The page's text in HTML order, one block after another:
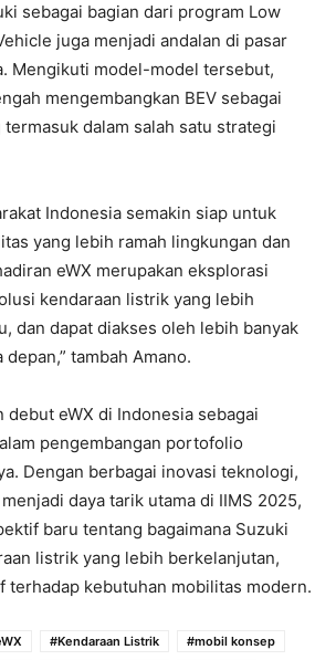
sebagai bagian dari program Low
juga menjadi andalan di pasar
Mengikuti model-model tersebut,
mengembangkan BEV sebagai
dalam salah satu strategi
Indonesia semakin siap untuk
yang lebih ramah lingkungan dan
eWX merupakan eksplorasi
kendaraan listrik yang lebih
dan dapat diakses oleh lebih banyak
tambah Amano.
debut eWX di Indonesia sebagai
pengembangan portofolio
Dengan berbagai inovasi teknologi,
daya tarik utama di IIMS 2025,
baru tentang bagaimana Suzuki
listrik yang lebih berkelanjutan,
terhadap kebutuhan mobilitas modern.
#Kendaraan Listrik
#mobil konsep